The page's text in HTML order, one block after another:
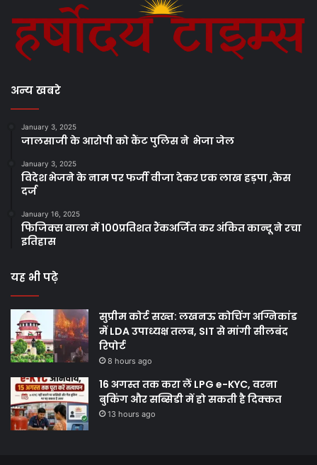
अन्य खबरे
January 3, 2025
जालसाजी के आरोपी को कैंट पुलिस ने भेजा जेल
January 3, 2025
विदेश भेजने के नाम पर फर्जी वीजा देकर एक लाख हड़पा ,केस
दर्ज
January 16, 2025
फिजिक्स वाला में 100प्रतिशत रैंकअर्जित कर अंकित कान्दू ने रचा
इतिहास
यह भी पढ़े
सुप्रीम कोर्ट सख्त: लखनऊ कोचिंग अग्निकांड
में LDA उपाध्यक्ष तलब, SIT से मांगी सीलबंद
रिपोर्ट
8 hours ago
16 अगस्त तक करा लें LPG e-KYC, वरना
बुकिंग और सब्सिडी में हो सकती है दिक्कत
13 hours ago